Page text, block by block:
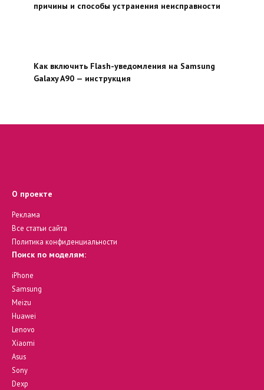
причины и способы устранения неисправности
Как включить Flash-уведомления на Samsung
Galaxy A90 — инструкция
О проекте
Реклама
Все статьи сайта
Политика конфиденциальности
Поиск по моделям:
iPhone
Samsung
Meizu
Huawei
Lenovo
Xiaomi
Asus
Sony
Dexp